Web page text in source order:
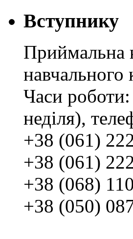
Вступнику
Приймальна
навчального
Часи роботи:
неділя),
+38 (061)
+38 (061)
+38 (068)
+38 (050)